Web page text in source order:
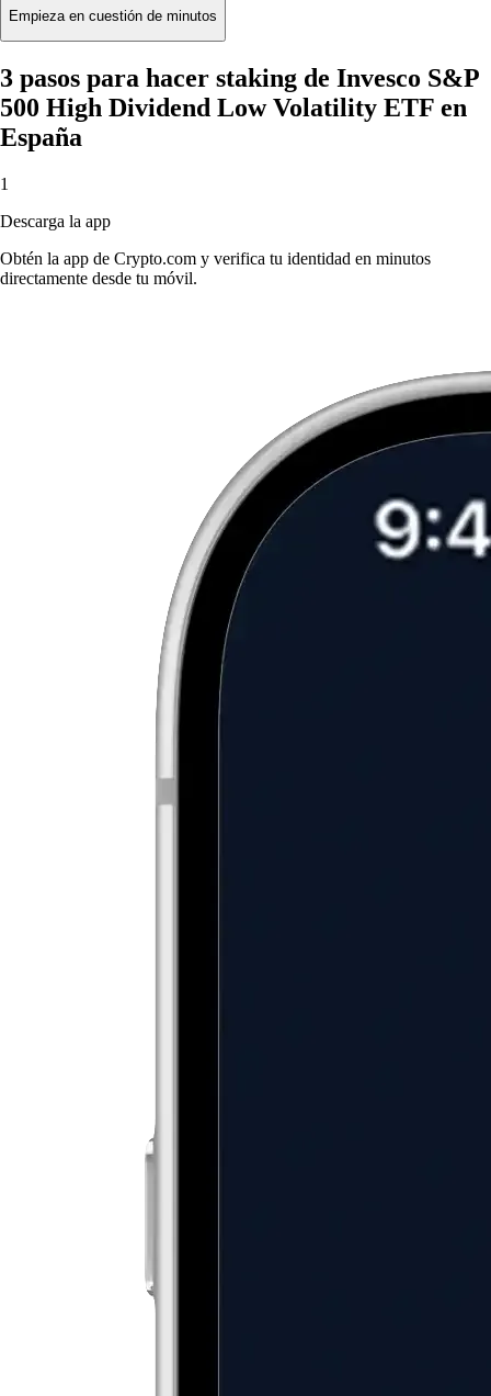
Empieza en cuestión de minutos
3 pasos para hacer staking de Invesco S&P
500 High Dividend Low Volatility ETF en
España
1
Descarga la app
Obtén la app de Crypto.com y verifica tu identidad en minutos
directamente desde tu móvil.